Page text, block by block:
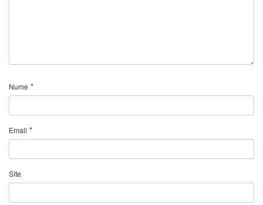
Nume *
Email *
Site